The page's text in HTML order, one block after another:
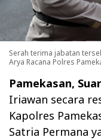
Serah terima jabatan
Arya Racana Polres
Pamekasan,
Iriawan secara
Kapolres
Satria Permana